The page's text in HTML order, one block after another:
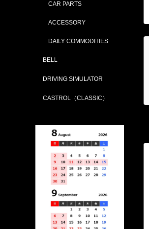
CAR PARTS
ACCESSORY
DAILY COMMODITIES
BELL
DRIVING SIMULATOR
CASTROL（CLASSIC）